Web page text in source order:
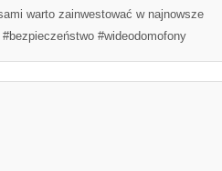
warto zainwestować w najnowsze
#wideodomofony